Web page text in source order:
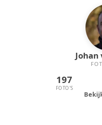
Johan
197
FOTO'S